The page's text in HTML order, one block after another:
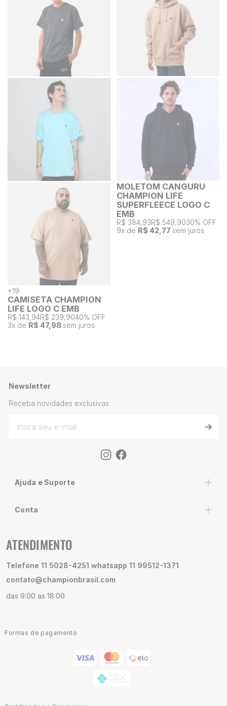
+19
CAMISETA CHAMPION
LIFE LOGO C EMB
R$ 143,94R$ 239,9040% OFF
3x de R$ 47,98 sem juros
MOLETOM CANGURU
CHAMPION LIFE
SUPERFLEECE LOGO C
EMB
R$ 384,93R$ 549,9030% OFF
9x de R$ 42,77 sem juros
Newsletter
Receba novidades exclusivas
Ajuda e Suporte
Conta
ATENDIMENTO
Telefone 11 5028-4251 whatsapp 11 99512-1371
contato@championbrasil.com
das 9:00 as 18:00
Formas de pagamento